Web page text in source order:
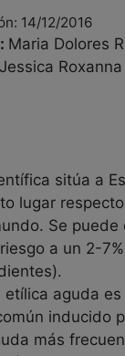
14/12/2016
Maria Dolores
sitúa a
lugar
Se puede
a un 2-
etílica aguda
inducido
más